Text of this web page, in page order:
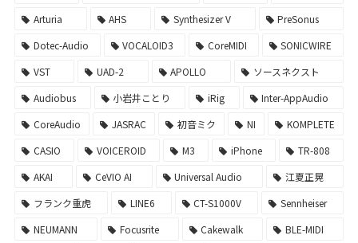
Arturia
AHS Synthesizer V
PreSonus
Dotec-Audio
VOCALOID3 CoreMIDI
SONICWIRE
VST
UAD-2 APOLLO
ソースネクスト
Audiobus
小岩井ことり iRig
Inter-AppAudio
CoreAudio
JASRAC 初音ミク NI
KOMPLETE
CASIO
VOICEROID M3 iPhone
TR-808
AKAI
CeVIO AI Universal Audio
江夏正晃
フランク重虎
LINE6 CT-S1000V
Sennheiser
NEUMANN
Focusrite Cakewalk
BLE-MIDI